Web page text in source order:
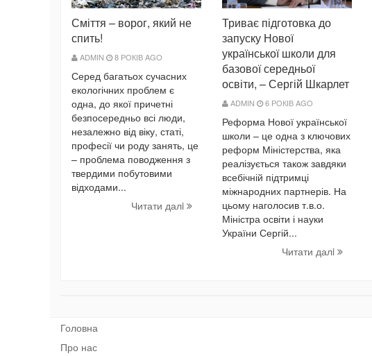
Сміття – ворог, який не
спить!
ADMIN 8 РОКІВ AGO
Серед багатьох сучасних
екологічних проблем є
одна, до якої причетні
безпосередньо всі люди,
незалежно від віку, статі,
професії чи роду занять, це
– проблема поводження з
твердими побутовими
відходами...
Читати далi
Триває підготовка до
запуску Нової
української школи для
базової середньої
освіти, – Сергій Шкарлет
ADMIN 6 РОКІВ AGO
Реформа Нової української
школи – це одна з ключових
реформ Міністерства, яка
реалізується також завдяки
всебічній підтримці
міжнародних партнерів. На
цьому наголосив т.в.о.
Міністра освіти і науки
України Сергій...
Читати далi
Головна
Про нас